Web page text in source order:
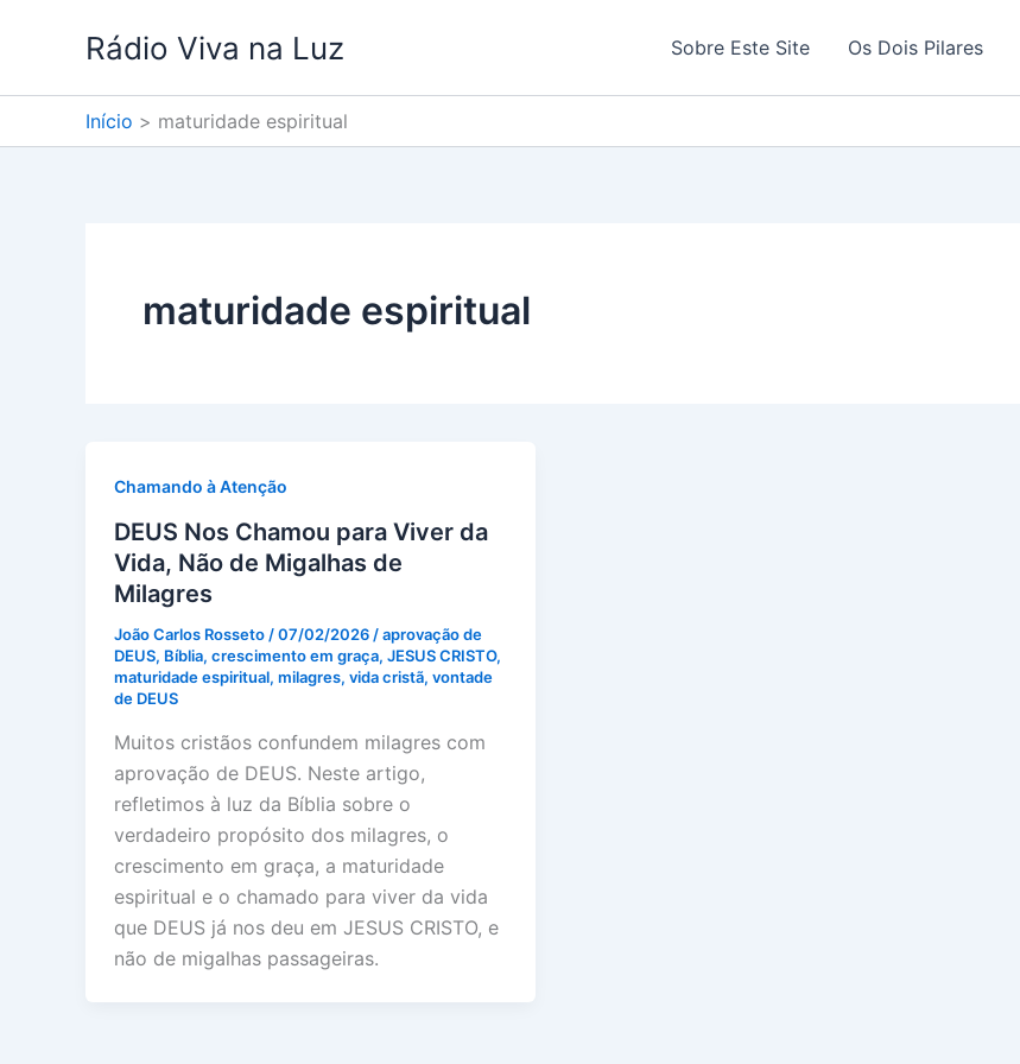
Rádio Viva na Luz Sobre Este Site Os Dois Pilares
Início maturidade espiritual
maturidade espiritual
Chamando à Atenção
DEUS Nos Chamou para Viver da
Vida, Não de Migalhas de
Milagres
João Carlos Rosseto /07/02/2026 /aprovação de
DEUS, Bíblia, crescimento em graça, JESUS CRISTO,
maturidade espiritual, milagres, vida cristã, vontade
de DEUS
Muitos cristãos confundem milagres com
aprovação de DEUS. Neste artigo,
refletimos à luz da Bíblia sobre o
verdadeiro propósito dos milagres, o
crescimento em graça, a maturidade
espiritual e o chamado para viver da vida
que DEUS já nos deu em JESUS CRISTO, e
não de migalhas passageiras.